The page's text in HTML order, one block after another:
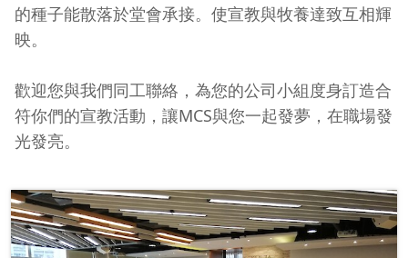
的種子能散落於堂會承接。使宣教與牧養達致互相輝
映。
歡迎您與我們同工聯絡，為您的公司小組度身訂造合
符你們的宣教活動，讓MCS與您一起發夢，在職場發
光發亮。